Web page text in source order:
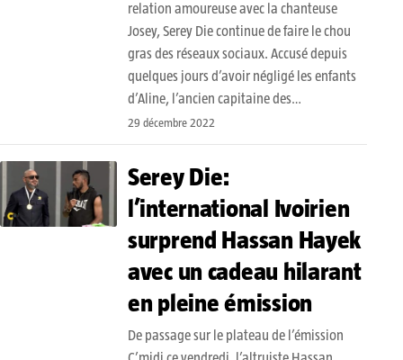
relation amoureuse avec la chanteuse
Josey, Serey Die continue de faire le chou
gras des réseaux sociaux. Accusé depuis
quelques jours d’avoir négligé les enfants
d’Aline, l’ancien capitaine des…
29 décembre 2022
Serey Die:
l’international Ivoirien
surprend Hassan Hayek
avec un cadeau hilarant
en pleine émission
De passage sur le plateau de l’émission